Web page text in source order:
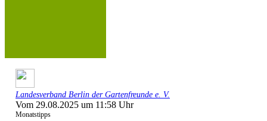
Landesverband Berlin der Gartenfreunde e. V.
Vom 29.08.2025 um 11:58 Uhr
Monatstipps